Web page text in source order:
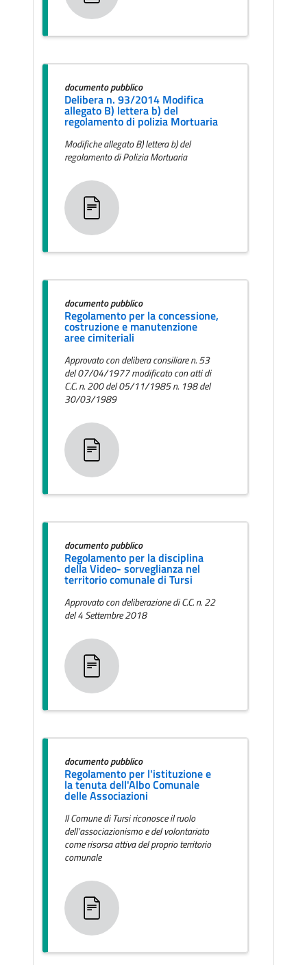
documento pubblico
Delibera n. 93/2014 Modifica
allegato B) lettera b) del
regolamento di polizia Mortuaria
Modifiche allegato B) lettera b) del
regolamento di Polizia Mortuaria
documento pubblico
Regolamento per la concessione,
costruzione e manutenzione
aree cimiteriali
Approvato con delibera consiliare n. 53
del 07/04/1977 modificato con atti di
C.C. n. 200 del 05/11/1985 n. 198 del
30/03/1989
documento pubblico
Regolamento per la disciplina
della Video- sorveglianza nel
territorio comunale di Tursi
Approvato con deliberazione di C.C. n. 22
del 4 Settembre 2018
documento pubblico
Regolamento per l'istituzione e
la tenuta dell'Albo Comunale
delle Associazioni
Il Comune di Tursi riconosce il ruolo
dell’associazionismo e del volontariato
come risorsa attiva del proprio territorio
comunale